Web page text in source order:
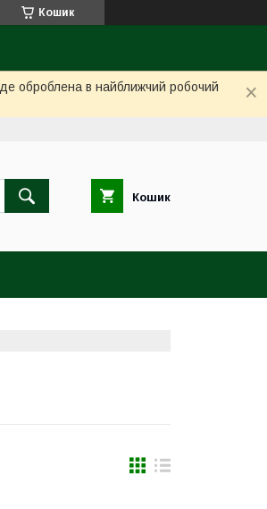
Кошик
оброблена в найближчий робочий
Кошик